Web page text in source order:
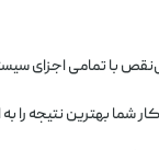
با تمامی اجزای
شما بهترین نتیجه را به